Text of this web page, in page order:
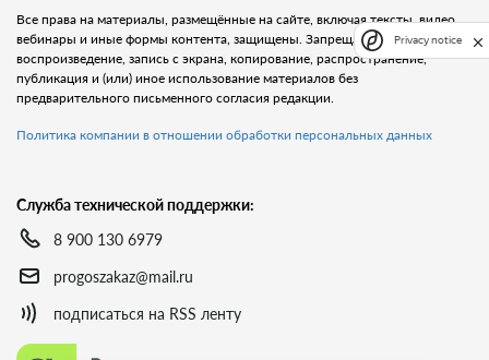
Все права на материалы, размещённые на сайте, включая тексты, видео,
вебинары и иные формы контента, защищены. Запрещается любое
воспроизведение, запись с экрана, копирование, распространение,
публикация и (или) иное использование материалов без
предварительного письменного согласия редакции.
Политика компании в отношении обработки персональных данных
Служба технической поддержки:
8 900 130 6979
progoszakaz@mail.ru
подписаться на RSS ленту
Privacy notice